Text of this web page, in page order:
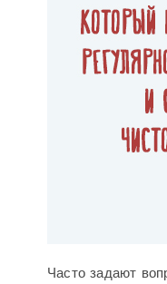
Часто задают